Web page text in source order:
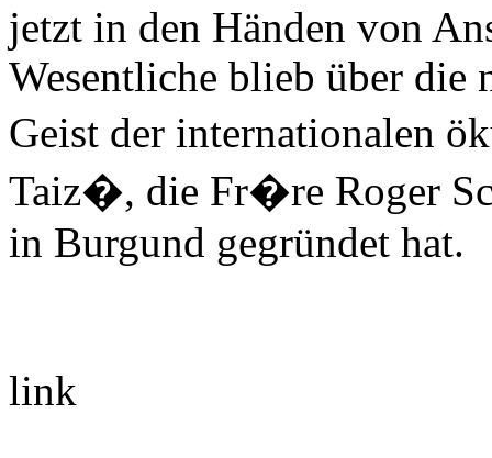
jetzt in den Händen von
Wesentliche blieb über die
Geist der internationalen
Taiz�, die Fr�re Roger
in Burgund gegründet hat.
link